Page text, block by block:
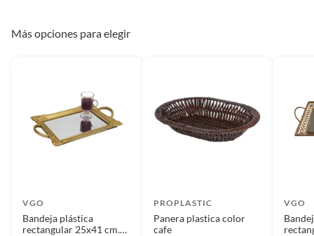
Más opciones para elegir
VGO
Bandeja plástica
rectangular 25x41 cm.
PROPLASTIC
Panera plastica color
cafe
VGO